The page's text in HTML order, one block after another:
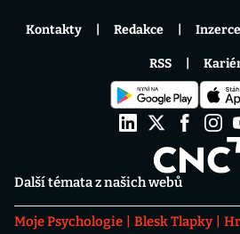
Další témata z našich webů
Moje Psychologie Blesk Tlapky
Kontakty Redakce Inzerce
RSS